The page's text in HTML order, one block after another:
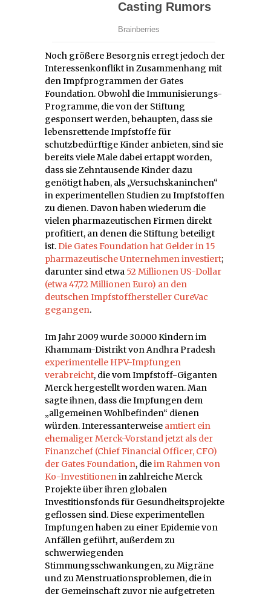
Noch größere Besorgnis erregt jedoch der
Interessenkonflikt in Zusammenhang mit
den Impfprogrammen der Gates
Foundation. Obwohl die Immunisierungs-
Programme, die von der Stiftung
gesponsert werden, behaupten, dass sie
lebensrettende Impfstoffe für
schutzbedürftige Kinder anbieten, sind sie
bereits viele Male dabei ertappt worden,
dass sie Zehntausende Kinder dazu
genötigt haben, als „Versuchskaninchen“
in experimentellen Studien zu Impfstoffen
zu dienen. Davon haben wiederum die
vielen pharmazeutischen Firmen direkt
profitiert, an denen die Stiftung beteiligt
ist.Die Gates Foundation hat Gelder in 15
pharmazeutische Unternehmen investiert;
darunter sind etwa 52 Millionen US-Dollar
(etwa 47,72 Millionen Euro) an den
deutschen Impfstoffhersteller CureVac
gegangen.
Im Jahr 2009 wurde 30.000 Kindern im
Khammam-Distrikt von Andhra Pradesh
experimentelle HPV-Impfungen
verabreicht, die vom Impfstoff-Giganten
Merck hergestellt worden waren. Man
sagte ihnen, dass die Impfungen dem
„allgemeinen Wohlbefinden“ dienen
würden. Interessanterweise amtiert ein
ehemaliger Merck-Vorstand jetzt als der
Finanzchef (Chief Financial Officer, CFO)
der Gates Foundation, dieim Rahmen von
Ko-Investitionenin zahlreiche Merck
Projekte über ihren globalen
Investitionsfonds für Gesundheitsprojekte
geflossen sind. Diese experimentellen
Impfungen haben zu einer Epidemie von
Anfällen geführt, außerdem zu
schwerwiegenden
Stimmungsschwankungen, zu Migräne
und zu Menstruationsproblemen, die in
der Gemeinschaft zuvor nie aufgetreten